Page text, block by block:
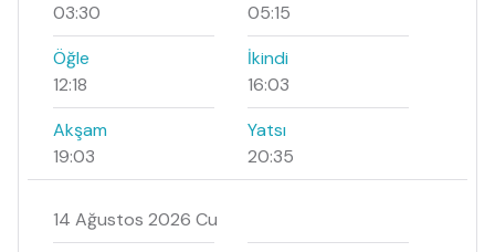
03:30
05:15
Öğle
12:18
İkindi
16:03
Akşam
19:03
Yatsı
20:35
14 Ağustos 2026 Cu